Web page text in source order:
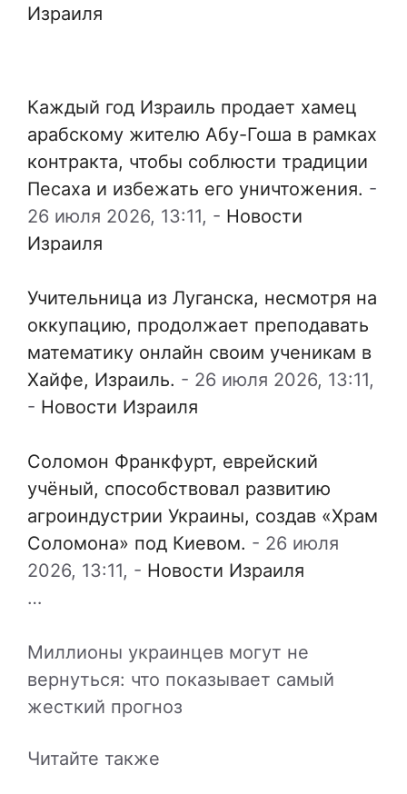
Израиля
Каждый год Израиль продает хамец
арабскому жителю Абу-Гоша в рамках
контракта, чтобы соблюсти традиции
Песаха и избежать его уничтожения. -
26 июля 2026, 13:11, - Новости
Израиля
Учительница из Луганска, несмотря на
оккупацию, продолжает преподавать
математику онлайн своим ученикам в
Хайфе, Израиль. - 26 июля 2026, 13:11,
- Новости Израиля
Соломон Франкфурт, еврейский
учёный, способствовал развитию
агроиндустрии Украины, создав «Храм
Соломона» под Киевом. - 26 июля
2026, 13:11, - Новости Израиля
…
Миллионы украинцев могут не
вернуться: что показывает самый
жесткий прогноз
Читайте также